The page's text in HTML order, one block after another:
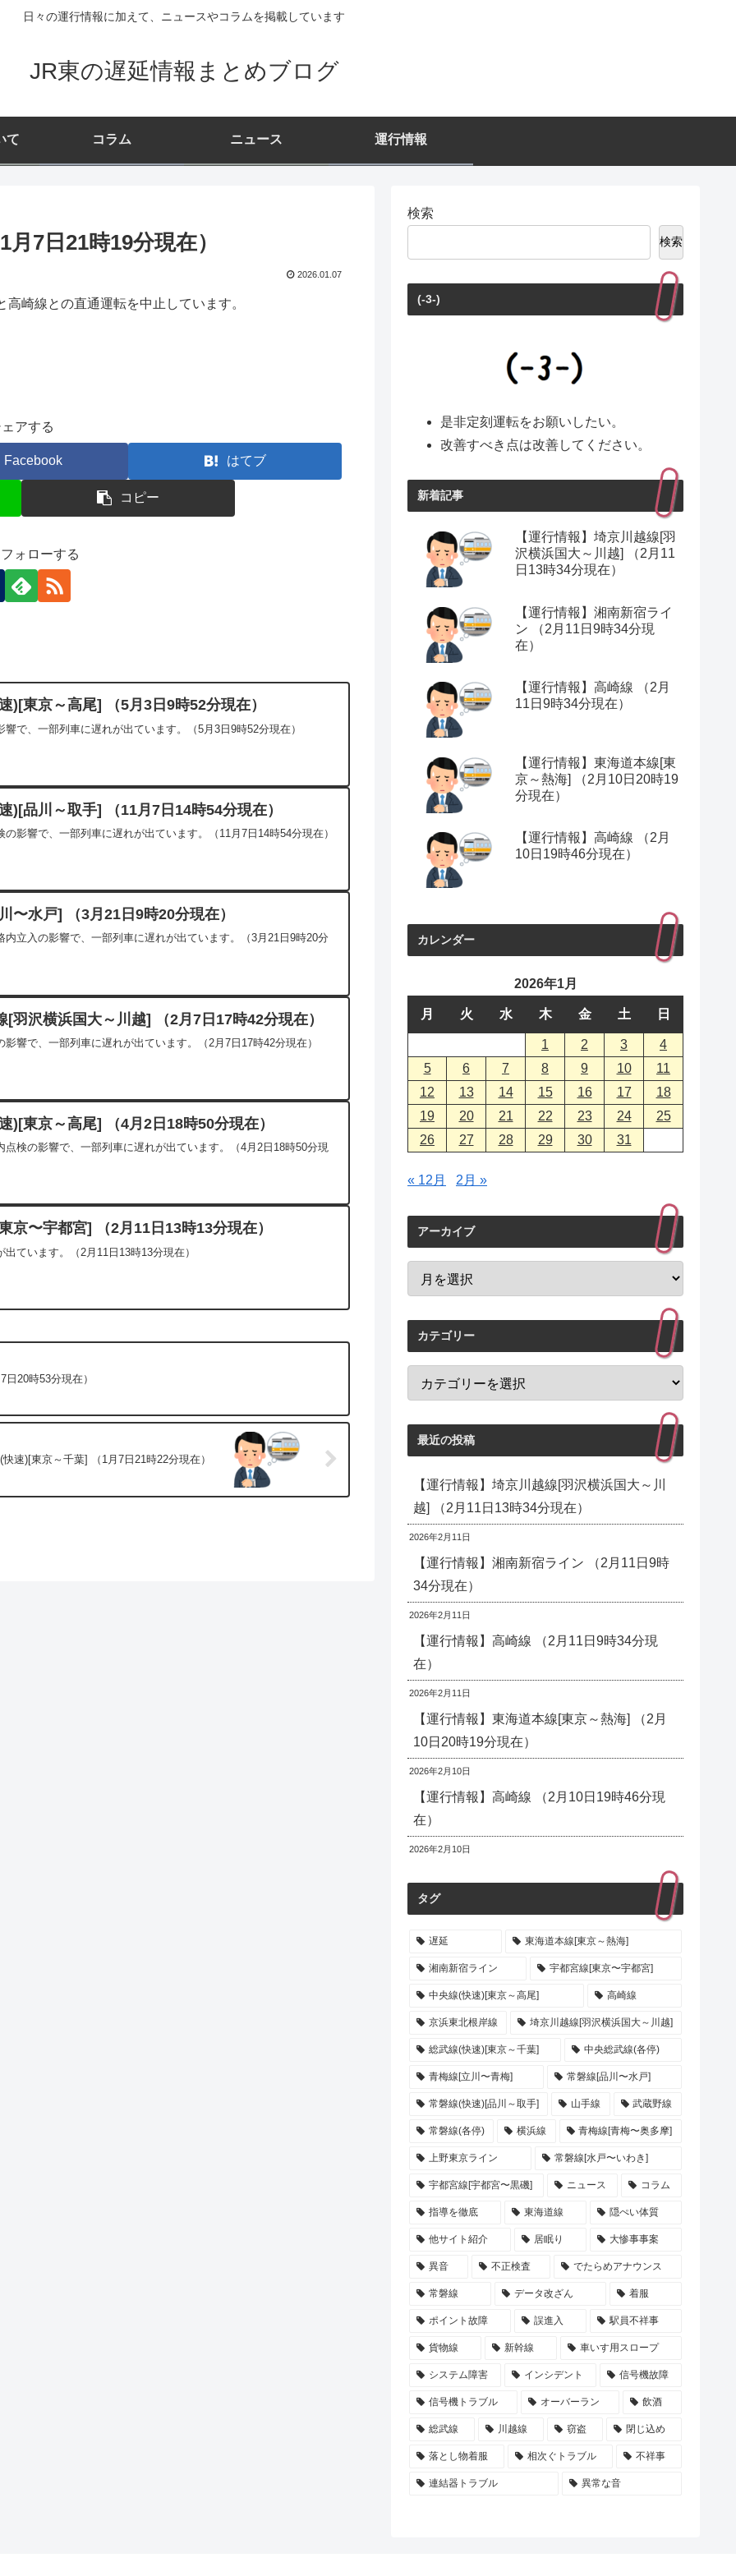
日々の運行情報に加えて、ニュースやコラムを掲載しています
JR東の遅延情報まとめブログ
て コラム ニュース 運行情報
7日21時19分現在）
2026.01.07
崎線との直通運転を中止しています。
ェアする
Facebook はてブ
コピー
ォローする
)[東京～高尾] （5月3日9時52分現在）
で、一部列車に遅れが出ています。（5月3日9時52分現在）
)[品川～取手] （11月7日14時54分現在）
影響で、一部列車に遅れが出ています。（11月7日14時54分現在）
〜水戸] （3月21日9時20分現在）
立入の影響で、一部列車に遅れが出ています。（3月21日9時20分
[羽沢横浜国大～川越] （2月7日17時42分現在）
響で、一部列車に遅れが出ています。（2月7日17時42分現在）
)[東京～高尾] （4月2日18時50分現在）
点検の影響で、一部列車に遅れが出ています。（4月2日18時50分現
京〜宇都宮] （2月11日13時13分現在）
ています。（2月11日13時13分現在）
日20時53分現在）
快速)[東京～千葉] （1月7日21時22分現在）
検索
検索
(-3-)
是非定刻運転をお願いしたい。
改善すべき点は改善してください。
新着記事
【運行情報】埼京川越線[羽
沢横浜国大～川越] （2月11
日13時34分現在）
【運行情報】湘南新宿ライ
ン （2月11日9時34分現
在）
【運行情報】高崎線 （2月
11日9時34分現在）
【運行情報】東海道本線[東
京～熱海] （2月10日20時19
分現在）
【運行情報】高崎線 （2月
10日19時46分現在）
カレンダー
2026年1月
月 火 水 木 金 土 日
1 2 3
4
5
6 7 8 9 10
11
12
13 14 15 16 17
18
19
20 21 22 23 24
25
26
27 28 29 30 31
« 12月 2月 »
アーカイブ
カテゴリー
最近の投稿
【運行情報】埼京川越線[羽沢横浜国大～川
越] （2月11日13時34分現在）
2026年2月11日
【運行情報】湘南新宿ライン （2月11日9時
34分現在）
2026年2月11日
【運行情報】高崎線 （2月11日9時34分現
在）
2026年2月11日
【運行情報】東海道本線[東京～熱海] （2月
10日20時19分現在）
2026年2月10日
【運行情報】高崎線 （2月10日19時46分現
在）
2026年2月10日
タグ
遅延 東海道本線[東京～熱海]
湘南新宿ライン 宇都宮線[東京〜宇都宮]
中央線(快速)[東京～高尾] 高崎線
京浜東北根岸線 埼京川越線[羽沢横浜国大～川越]
総武線(快速)[東京～千葉] 中央総武線(各停)
青梅線[立川〜青梅] 常磐線[品川〜水戸]
常磐線(快速)[品川～取手] 山手線 武蔵野線
常磐線(各停) 横浜線 青梅線[青梅〜奥多摩]
上野東京ライン 常磐線[水戸〜いわき]
宇都宮線[宇都宮〜黒磯] ニュース コラム
指導を徹底 東海道線 隠ぺい体質
他サイト紹介 居眠り 大惨事事案
異音 不正検査 でたらめアナウンス
常磐線 データ改ざん 着服
ポイント故障 誤進入 駅員不祥事
貨物線 新幹線 車いす用スロープ
システム障害 インシデント 信号機故障
信号機トラブル オーバーラン 飲酒
総武線 川越線 窃盗 閉じ込め
落とし物着服 相次ぐトラブル 不祥事
連結器トラブル 異常な音